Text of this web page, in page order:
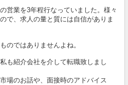
営業を3年程行なっていました。様々
で、求人の量と質には自信がありま
のではありませんよね。
も紹介会社を介して転職致しまし
場のお話や、面接時のアドバイス